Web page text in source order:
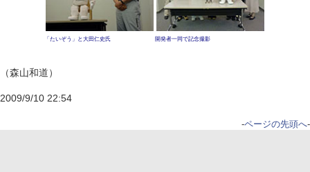
「たいぞう」と大田仁史氏 開発者一同で記念撮影
（森山和道）
2009/9/10 22:54
-ページの先頭へ-